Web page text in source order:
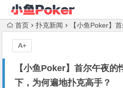
首页 扑克新闻 【小鱼Poker】首尔午夜
【小鱼Poker】首尔午夜的
下，为何遍地扑克高手？
A+